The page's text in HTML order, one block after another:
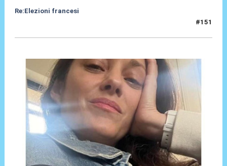
Re:Elezioni francesi
#151